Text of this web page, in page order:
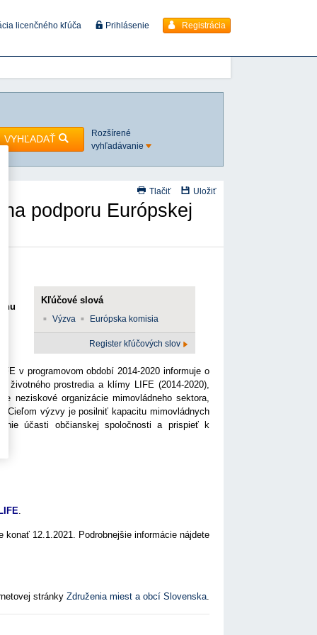
licenčného kľúča Prihlásenie Registrácia
VYHĽADAŤ
Rozšírené
vyhľadávanie
Tlačiť
Uložiť
podporu Európskej
Kľúčové slová
Výzva Európska komisia
Register kľúčových slov
v programovom období 2014-2020 informuje o
životného prostredia a klímy LIFE (2014-2020),
neziskové organizácie mimovládneho sektora,
Cieľom výzvy je posilniť kapacitu mimovládnych
účasti občianskej spoločnosti a prispieť k
.
12.1.2021. Podrobnejšie informácie nájdete
stránky Združenia miest a obcí Slovenska.